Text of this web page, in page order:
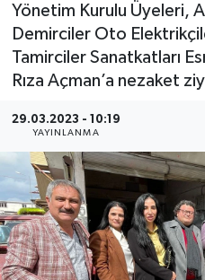
Yönetim Kurulu Üyeleri,
Demirciler Oto
Tamirciler Sanatkatları
Rıza Açman’a nezaket
29.03.2023 - 10:19
YAYINLANMA